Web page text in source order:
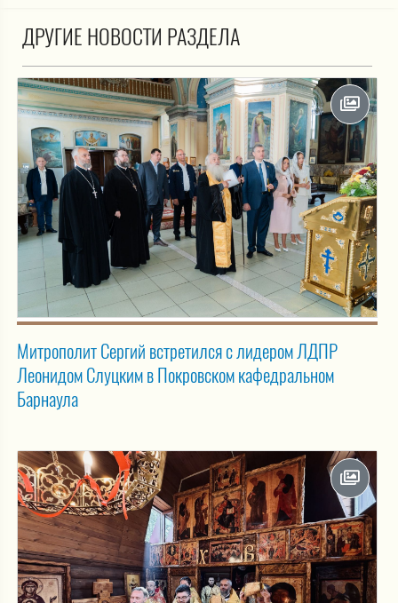
ДРУГИЕ НОВОСТИ РАЗДЕЛА
Митрополит Сергий встретился с лидером ЛДПР
Леонидом Слуцким в Покровском кафедральном
Барнаула